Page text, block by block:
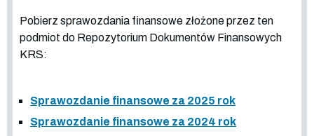
Pobierz sprawozdania finansowe złożone przez ten
podmiot do Repozytorium Dokumentów Finansowych
KRS:
Sprawozdanie finansowe za 2025 rok
Sprawozdanie finansowe za 2024 rok